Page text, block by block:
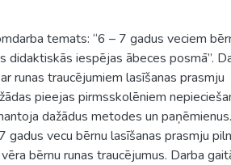
temats: “6 – 7 gadus veciem
didaktiskās iespējas ābeces posmā”.
runas traucējumiem lasīšanas prasmju
pieejas pirmsskolēniem
dažādus metodes un paņēmienus.
gadus vecu bērnu lasīšanas prasmju
bērnu runas traucējumus. Darba